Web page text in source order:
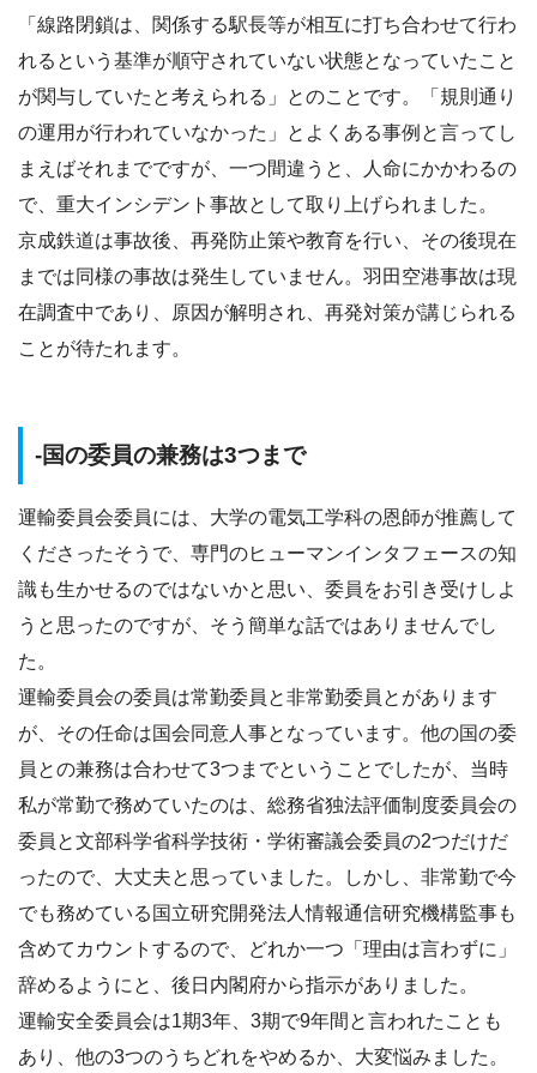
「線路閉鎖は、関係する駅長等が相互に打ち合わせて行わ
れるという基準が順守されていない状態となっていたこと
が関与していたと考えられる」とのことです。「規則通り
の運用が行われていなかった」とよくある事例と言ってし
まえばそれまでですが、一つ間違うと、人命にかかわるの
で、重大インシデント事故として取り上げられました。
京成鉄道は事故後、再発防止策や教育を行い、その後現在
までは同様の事故は発生していません。羽田空港事故は現
在調査中であり、原因が解明され、再発対策が講じられる
ことが待たれます。
-国の委員の兼務は3つまで
運輸委員会委員には、大学の電気工学科の恩師が推薦して
くださったそうで、専門のヒューマンインタフェースの知
識も生かせるのではないかと思い、委員をお引き受けしよ
うと思ったのですが、そう簡単な話ではありませんでし
た。
運輸委員会の委員は常勤委員と非常勤委員とがあります
が、その任命は国会同意人事となっています。他の国の委
員との兼務は合わせて3つまでということでしたが、当時
私が常勤で務めていたのは、総務省独法評価制度委員会の
委員と文部科学省科学技術・学術審議会委員の2つだけだ
ったので、大丈夫と思っていました。しかし、非常勤で今
でも務めている国立研究開発法人情報通信研究機構監事も
含めてカウントするので、どれか一つ「理由は言わずに」
辞めるようにと、後日内閣府から指示がありました。
運輸安全委員会は1期3年、3期で9年間と言われたことも
あり、他の3つのうちどれをやめるか、大変悩みました。